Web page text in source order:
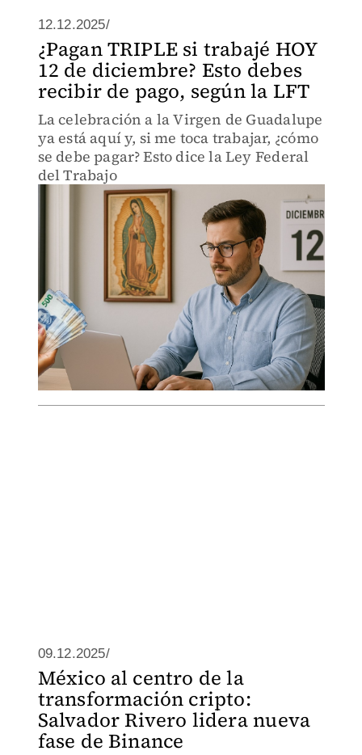
12.12.2025/
¿Pagan TRIPLE si trabajé HOY
12 de diciembre? Esto debes
recibir de pago, según la LFT
La celebración a la Virgen de Guadalupe
ya está aquí y, si me toca trabajar, ¿cómo
se debe pagar? Esto dice la Ley Federal
del Trabajo
09.12.2025/
México al centro de la
transformación cripto:
Salvador Rivero lidera nueva
fase de Binance